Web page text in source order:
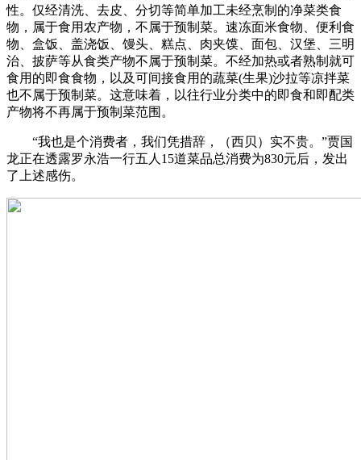
性。仅经清洗、去皮、分切等简单加工未经烹制的净菜类食
物，属于食用农产物，不属于预制菜。速冻面米食物、便利食
物、盒饭、盖浇饭、馒头、糕点、肉夹馍、面包、汉堡、三明
治、披萨等从食类产物不属于预制菜。不经加热或者熟制就可
食用的即食食物，以及可间接食用的蔬菜(生果)沙拉等凉拌菜
也不属于预制菜。这意味着，以往行业分类中的即食和即配类
产物将不再属于预制菜范围。
“我也是个消费者，我们凭措辞，（西贝）实不贵。”贾国
龙正在透露罗永浩一行五人15道菜品总消费为830元后，发出
了上述感伤。